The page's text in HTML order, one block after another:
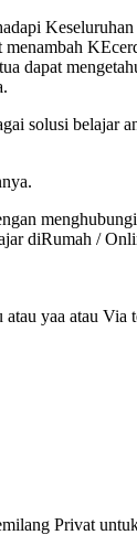
dapat
solusi belajar
diRumah /
yaa atau
Privat